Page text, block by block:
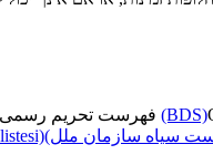
(BDS)
سیاه سازمان ملل)